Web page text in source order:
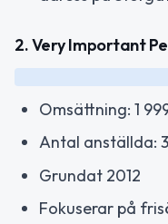
2. Very Important
Omsättning: 1
Antal anställda: 3
Grundat 2012
Fokuserar på